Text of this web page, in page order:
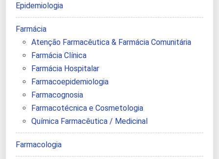
Epidemiologia
Farmácia
Atenção Farmacêutica & Farmácia Comunitária
Farmácia Clínica
Farmácia Hospitalar
Farmacoepidemiologia
Farmacognosia
Farmacotécnica e Cosmetologia
Química Farmacêutica / Medicinal
Farmacologia